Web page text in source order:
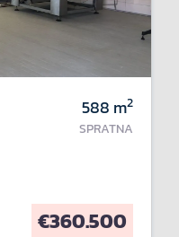
588 m2
SPRATNA
€360.500